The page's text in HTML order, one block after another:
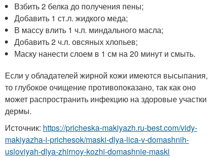
Взбить 2 белка до получения пены;
Добавить 1 ст.л. жидкого меда;
В массу влить 1 ч.л. миндального масла;
Добавить 2 ч.л. овсяных хлопьев;
Маску нанести слоем в 1 см на 20 минут и смыть.
Если у обладателей жирной кожи имеются высыпания,
то глубокое очищение противопоказано, так как оно
может распространить инфекцию на здоровые участки
дермы.
Источник: https://pricheska-makiyazh.ru-best.com/vidy-
makiyazha-i-prichesok/maski-dlya-lica-v-domashnih-
usloviyah-dlya-zhirnoy-kozhi-domashnie-maski